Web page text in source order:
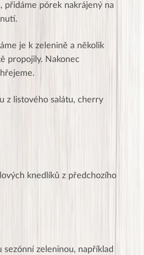
přidáme pórek nakrájený na
je k zelenině a několik
propojily. Nakonec
z listového salátu, cherry
knedlíků z předchozího
zeleninou, například
J
Jana
★★★★★
Moc Vám všem děkuji za krásný pátek,